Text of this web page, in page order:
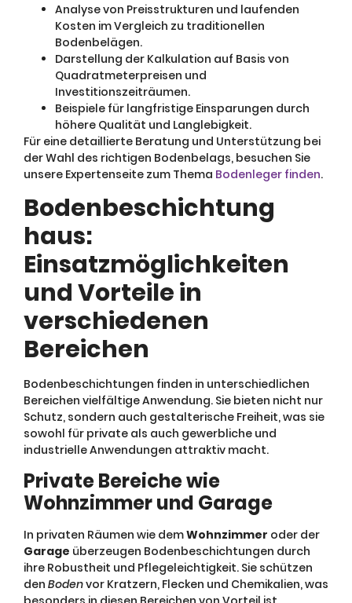
Analyse von Preisstrukturen und laufenden
Kosten im Vergleich zu traditionellen
Bodenbelägen.
Darstellung der Kalkulation auf Basis von
Quadratmeterpreisen und
Investitionszeiträumen.
Beispiele für langfristige Einsparungen durch
höhere Qualität und Langlebigkeit.
Für eine detaillierte Beratung und Unterstützung bei
der Wahl des richtigen Bodenbelags, besuchen Sie
unsere Expertenseite zum Thema Bodenleger finden.
Bodenbeschichtung
haus:
Einsatzmöglichkeiten
und Vorteile in
verschiedenen
Bereichen
Bodenbeschichtungen finden in unterschiedlichen
Bereichen vielfältige Anwendung. Sie bieten nicht nur
Schutz, sondern auch gestalterische Freiheit, was sie
sowohl für private als auch gewerbliche und
industrielle Anwendungen attraktiv macht.
Private Bereiche wie
Wohnzimmer und Garage
In privaten Räumen wie demWohnzimmer oder der
Garage überzeugen Bodenbeschichtungen durch
ihre Robustheit und Pflegeleichtigkeit. Sie schützen
den Bodenvor Kratzern, Flecken und Chemikalien, was